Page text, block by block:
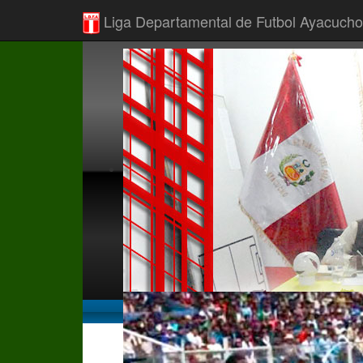
Liga Departamental de Futbol Ayacucho